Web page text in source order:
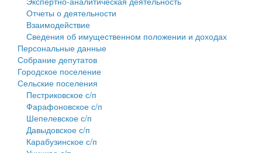
Сельские поселения
Отчеты о деятельности
Взаимодействие
Сведения об имущественном положении и доходах
Персональные данные
Собрание депутатов
Городское поселение
Сельские поселения
Пестриковское с/п
Фарафоновское с/п
Шепелевское с/п
Давыдовское с/п
Карабузинское с/п